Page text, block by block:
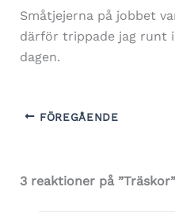
Småtjejerna på jobbet
därför trippade jag runt
dagen.
FÖREGÅENDE
3 reaktioner på ”Träskor”